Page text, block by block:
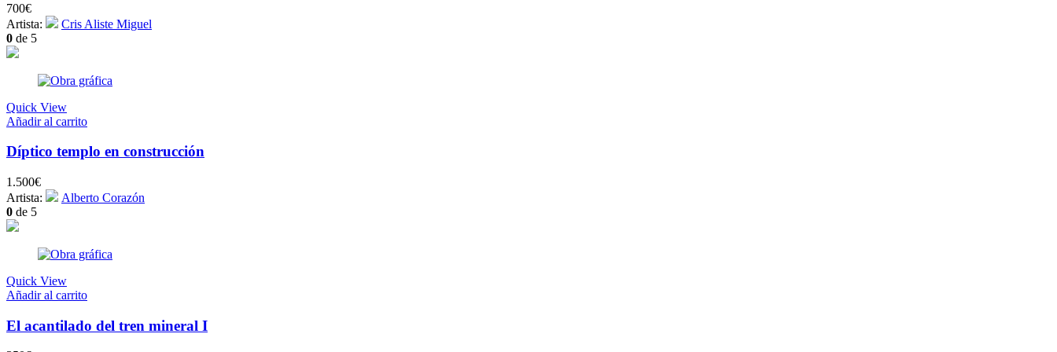
700€
Artista:
Cris Aliste Miguel
0 de 5
Quick View
Añadir al carrito
Díptico templo en construcción
1.500€
Artista:
Alberto Corazón
0 de 5
Quick View
Añadir al carrito
El acantilado del tren mineral I